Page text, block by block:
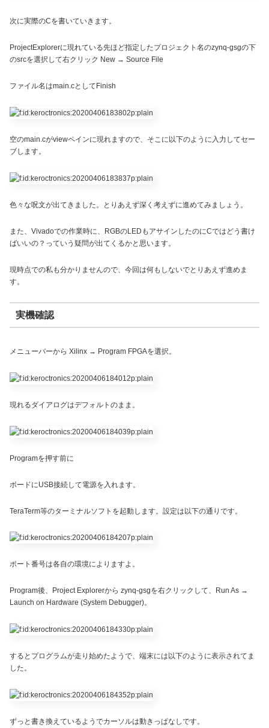
次に実際のCを書いていきます。
ProjectExplorerに現れている先ほど指定したプロジェクト名のzynq-gsgの下
のsrcを選択して右クリック New → Source File
ファイル名はmain.cとしてFinish
空のmain.cがviewペインに現れますので、そこに以下のように入力してセー
ブします。
色々な呪文が出てきました。とりあえず深く考えずに進めてみましょう。
また、Vivadoでの作業時に、RGBのLEDもアサインしたのにCではどう書け
ばいいの？っていう疑問が出てくるかと思います。
現時点での私も分かりませんので、今回は何もしないでとりあえず進めま
す。
実機確認
メニューバーから Xilinx → Program FPGAを選択。
現れるダイアログはデフォルトのまま。
Programを押す前に
ボードにUSB接続して電源を入れます。
TeraTerm等のターミナルソフトを起動します。設定は以下の通りです。
ポート番号は各自の環境によりますよ。
Program後、Project Explorerから zynq-gsgを右クリックして、Run As →
Launch on Hardware (System Debugger)。
するとプログラムが走り始めたようで、端末には以下のように表示されてま
した。
ずっと書き換えているようでカーソルは動きっぱなしです。